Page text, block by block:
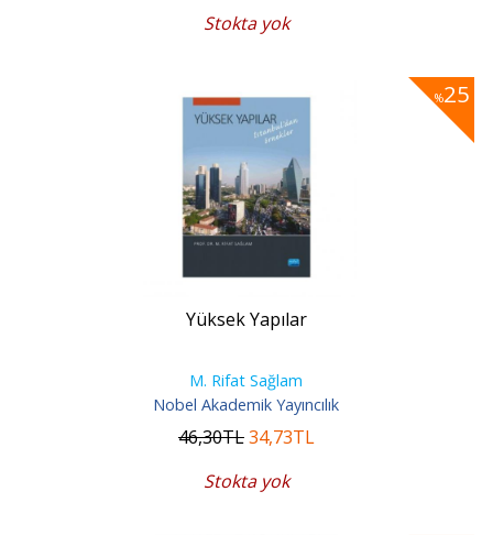
Stokta yok
%25
Yüksek Yapılar
M. Rifat Sağlam
Nobel Akademik Yayıncılık
46,30TL34,73TL
Stokta yok